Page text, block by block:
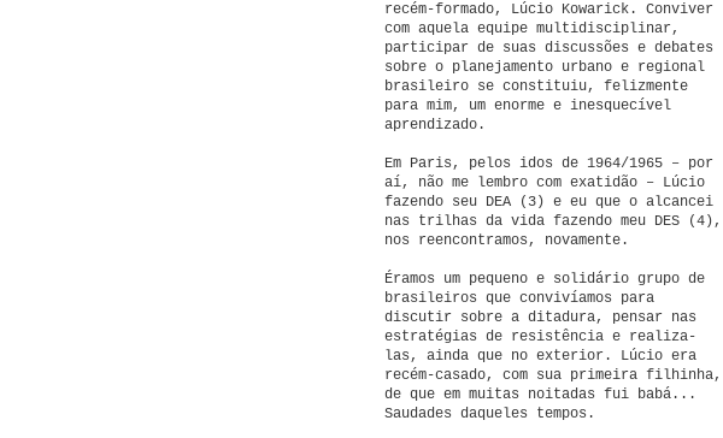
recém-formado, Lúcio Kowarick. Conviver
com aquela equipe multidisciplinar,
participar de suas discussões e debates
sobre o planejamento urbano e regional
brasileiro se constituiu, felizmente
para mim, um enorme e inesquecível
aprendizado.
Em Paris, pelos idos de 1964/1965 – por
aí, não me lembro com exatidão – Lúcio
fazendo seu DEA (3) e eu que o alcancei
nas trilhas da vida fazendo meu DES (4),
nos reencontramos, novamente.
Éramos um pequeno e solidário grupo de
brasileiros que convivíamos para
discutir sobre a ditadura, pensar nas
estratégias de resistência e realiza-
las, ainda que no exterior. Lúcio era
recém-casado, com sua primeira filhinha,
de que em muitas noitadas fui babá...
Saudades daqueles tempos.